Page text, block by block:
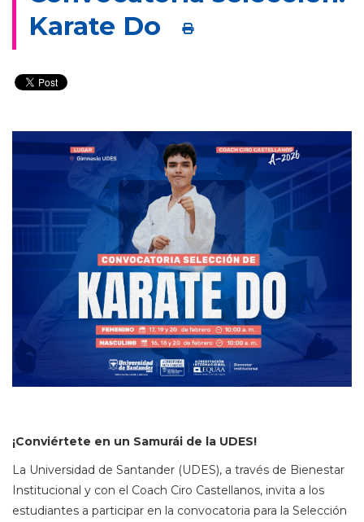
Karate Do
¡Conviértete en un Samurái de la UDES!
La Universidad de Santander (UDES), a través de Bienestar
Institucional y con el Coach Ciro Castellanos, invita a los
estudiantes a participar en la convocatoria para la Selección